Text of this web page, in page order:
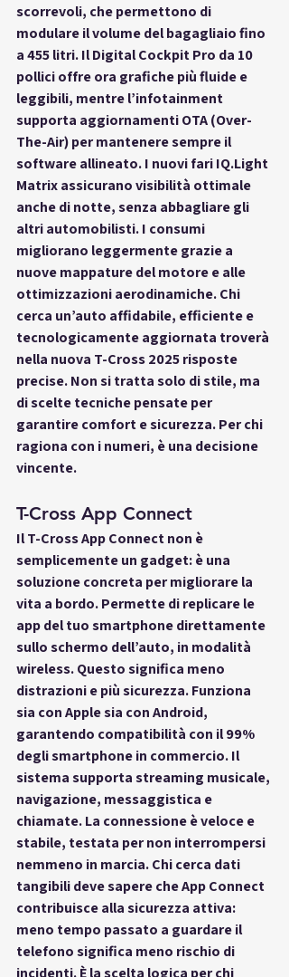
scorrevoli, che permettono di
modulare il volume del bagagliaio fino
a 455 litri. Il Digital Cockpit Pro da 10
pollici offre ora grafiche più fluide e
leggibili, mentre l’infotainment
supporta aggiornamenti OTA (Over-
The-Air) per mantenere sempre il
software allineato. I nuovi fari IQ.Light
Matrix assicurano visibilità ottimale
anche di notte, senza abbagliare gli
altri automobilisti. I consumi
migliorano leggermente grazie a
nuove mappature del motore e alle
ottimizzazioni aerodinamiche. Chi
cerca un’auto affidabile, efficiente e
tecnologicamente aggiornata troverà
nella nuova T-Cross 2025 risposte
precise. Non si tratta solo di stile, ma
di scelte tecniche pensate per
garantire comfort e sicurezza. Per chi
ragiona con i numeri, è una decisione
vincente.
T-Cross App Connect
Il T-Cross App Connect non è
semplicemente un gadget: è una
soluzione concreta per migliorare la
vita a bordo. Permette di replicare le
app del tuo smartphone direttamente
sullo schermo dell’auto, in modalità
wireless. Questo significa meno
distrazioni e più sicurezza. Funziona
sia con Apple sia con Android,
garantendo compatibilità con il 99%
degli smartphone in commercio. Il
sistema supporta streaming musicale,
navigazione, messaggistica e
chiamate. La connessione è veloce e
stabile, testata per non interrompersi
nemmeno in marcia. Chi cerca dati
tangibili deve sapere che App Connect
contribuisce alla sicurezza attiva:
meno tempo passato a guardare il
telefono significa meno rischio di
incidenti. È la scelta logica per chi